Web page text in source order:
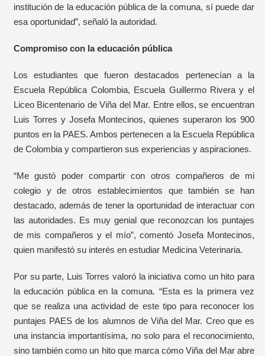
institución de la educación pública de la comuna, sí puede dar
esa oportunidad”, señaló la autoridad.
Compromiso con la educación pública
Los estudiantes que fueron destacados pertenecían a la
Escuela República Colombia, Escuela Guillermo Rivera y el
Liceo Bicentenario de Viña del Mar. Entre ellos, se encuentran
Luis Torres y Josefa Montecinos, quienes superaron los 900
puntos en la PAES. Ambos pertenecen a la Escuela República
de Colombia y compartieron sus experiencias y aspiraciones.
“Me gustó poder compartir con otros compañeros de mi
colegio y de otros establecimientos que también se han
destacado, además de tener la oportunidad de interactuar con
las autoridades. Es muy genial que reconozcan los puntajes
de mis compañeros y el mío”, comentó Josefa Montecinos,
quien manifestó su interés en estudiar Medicina Veterinaria.
Por su parte, Luis Torres valoró la iniciativa como un hito para
la educación pública en la comuna. “Esta es la primera vez
que se realiza una actividad de este tipo para reconocer los
puntajes PAES de los alumnos de Viña del Mar. Creo que es
una instancia importantísima, no solo para el reconocimiento,
sino también como un hito que marca cómo Viña del Mar abre